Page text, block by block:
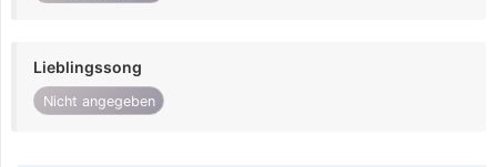
Lieblingssong
Nicht angegeben